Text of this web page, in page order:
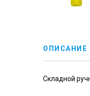
ОПИСАНИЕ
Складной